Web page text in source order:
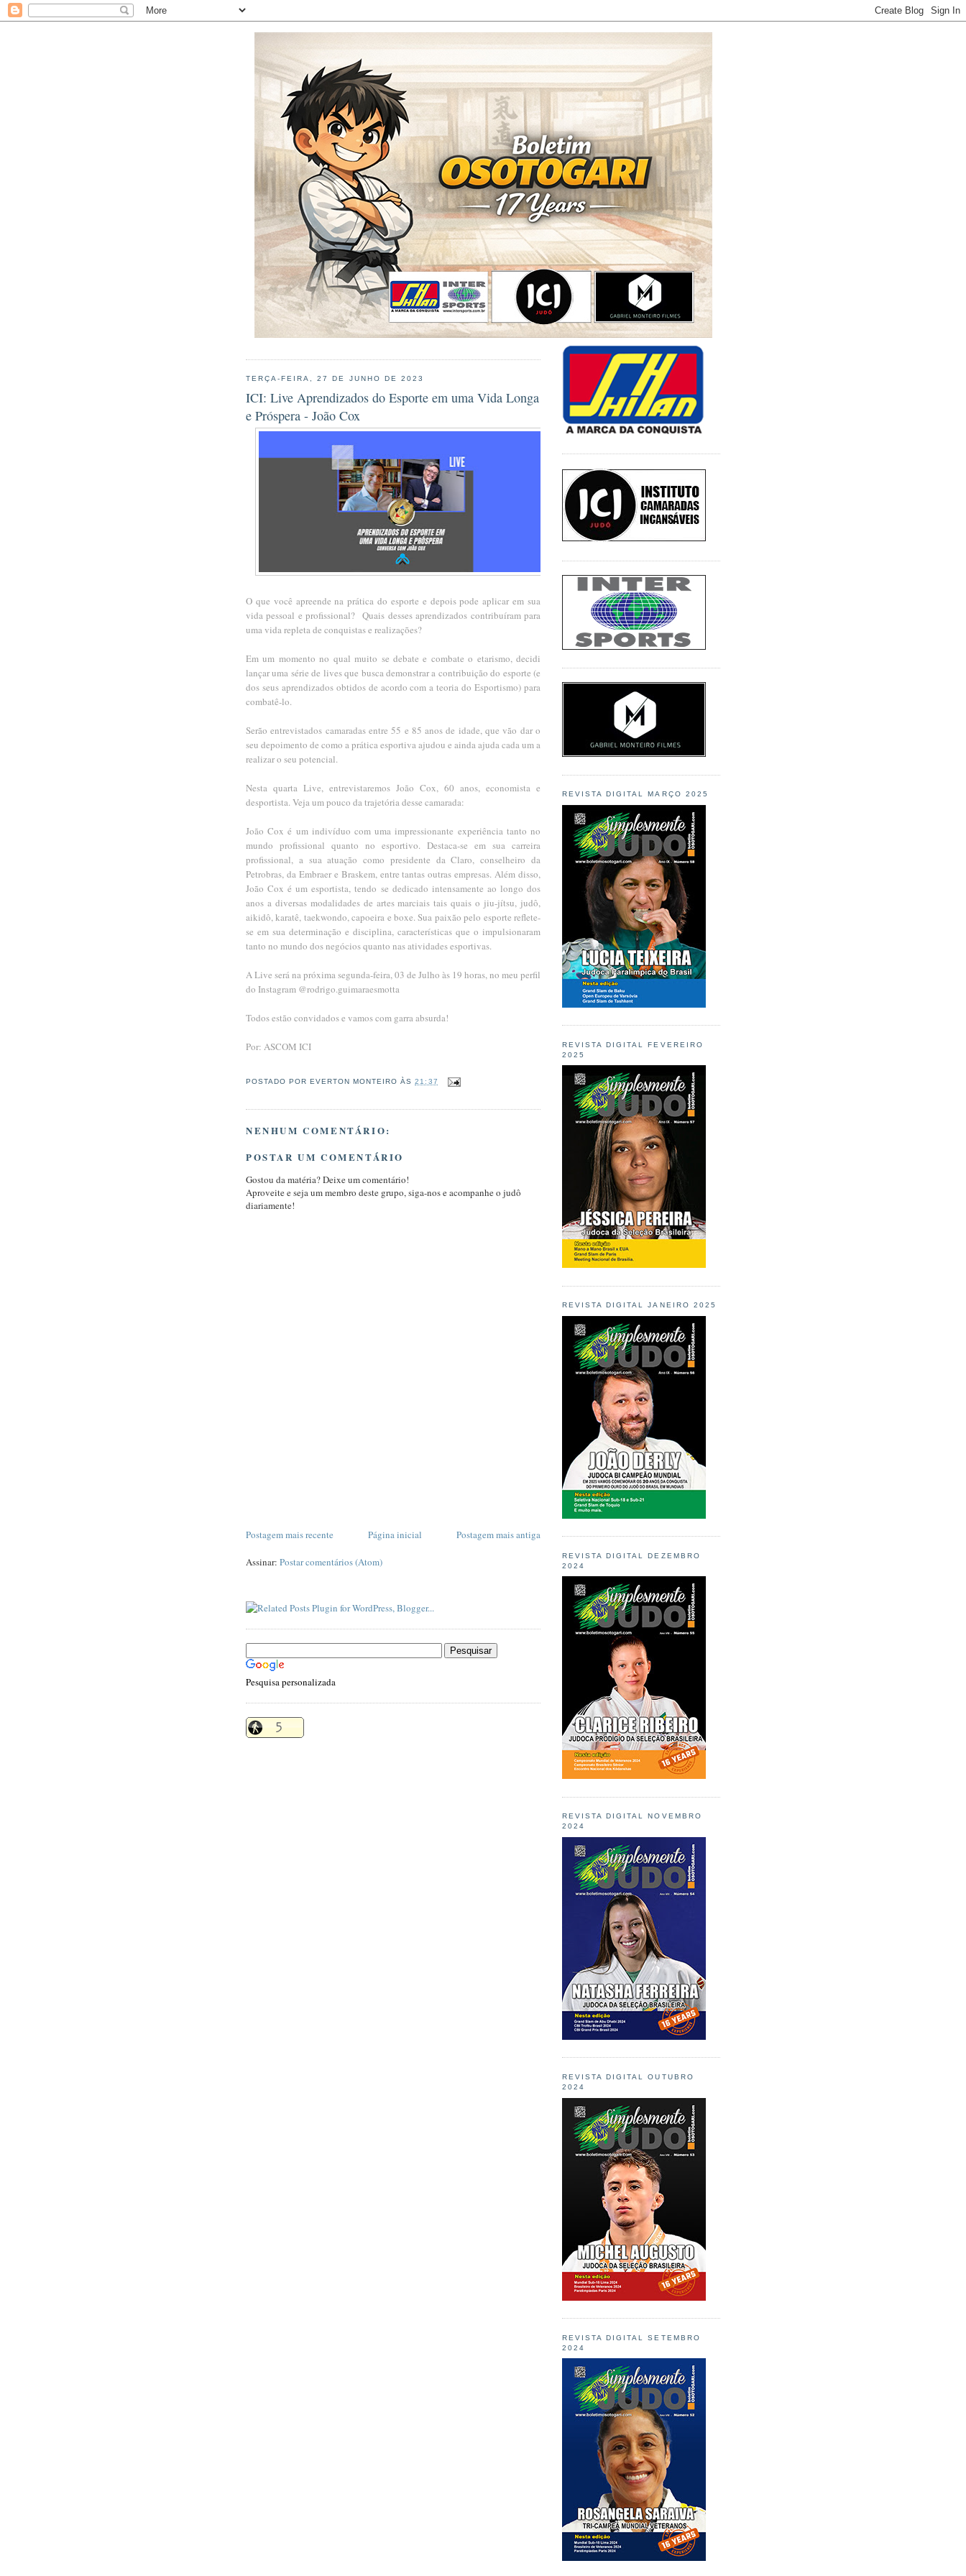
TERÇA-FEIRA, 27 DE JUNHO DE 2023
ICI: Live Aprendizados do Esporte em uma Vida Longa
e Próspera - João Cox
O que você apreende na prática do esporte e depois pode aplicar em sua
vida pessoal e profissional? Quais desses aprendizados contribuíram para
uma vida repleta de conquistas e realizações?
Em um momento no qual muito se debate e combate o etarismo, decidi
lançar uma série de lives que busca demonstrar a contribuição do esporte (e
dos seus aprendizados obtidos de acordo com a teoria do Esportismo) para
combatê-lo.
Serão entrevistados camaradas entre 55 e 85 anos de idade, que vão dar o
seu depoimento de como a prática esportiva ajudou e ainda ajuda cada um a
realizar o seu potencial.
Nesta quarta Live, entrevistaremos João Cox, 60 anos, economista e
desportista. Veja um pouco da trajetória desse camarada:
João Cox é um indivíduo com uma impressionante experiência tanto no
mundo profissional quanto no esportivo. Destaca-se em sua carreira
profissional, a sua atuação como presidente da Claro, conselheiro da
Petrobras, da Embraer e Braskem, entre tantas outras empresas. Além disso,
João Cox é um esportista, tendo se dedicado intensamente ao longo dos
anos a diversas modalidades de artes marciais tais quais o jiu-jítsu, judô,
aikidô, karatê, taekwondo, capoeira e boxe. Sua paixão pelo esporte reflete-
se em sua determinação e disciplina, características que o impulsionaram
tanto no mundo dos negócios quanto nas atividades esportivas.
A Live será na próxima segunda-feira, 03 de Julho às 19 horas, no meu perfil
do Instagram @rodrigo.guimaraesmotta
Todos estão convidados e vamos com garra absurda!
Por: ASCOM ICI
POSTADO POR EVERTON MONTEIRO ÀS21:37
NENHUM COMENTÁRIO:
POSTAR UM COMENTÁRIO
Gostou da matéria? Deixe um comentário!
Aproveite e seja um membro deste grupo, siga-nos e acompanhe o judô
diariamente!
Postagem mais recente Postagem mais antiga
Página inicial
Assinar: Postar comentários (Atom)
Pesquisa personalizada
REVISTA DIGITAL MARÇO 2025
REVISTA DIGITAL FEVEREIRO
2025
REVISTA DIGITAL JANEIRO 2025
REVISTA DIGITAL DEZEMBRO
2024
REVISTA DIGITAL NOVEMBRO
2024
REVISTA DIGITAL OUTUBRO
2024
REVISTA DIGITAL SETEMBRO
2024